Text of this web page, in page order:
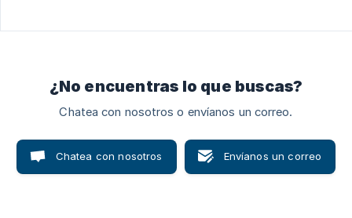
¿No encuentras lo que buscas?
Chatea con nosotros o envíanos un correo.
Chatea con nosotros Envíanos un correo